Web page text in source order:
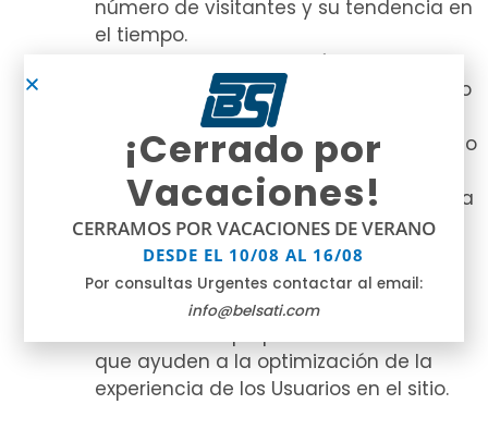
número de visitantes y su tendencia en
el tiempo.
Identificar de forma anónima los
contenidos más visitados y por lo tanto
más atractivos para los usuarios.
Saber si el usuario que está accediendo
es nuevo o repite visita.
Importante: Salvo que el usuario decida
registrarse en un servicio de la Web,
Cookie” nunca irá asociada a ningún
dato de carácter personal que pueda
identificarle. Dichas Cookies sólo serán
que ayuden a la optimización de la
experiencia de los Usuarios en el sitio.
¡Cerrado por
Vacaciones!
CERRAMOS POR VACACIONES DE VERANO
DESDE EL 10/08 AL 16/08
Por consultas Urgentes contactar al email:
info@belsati.com